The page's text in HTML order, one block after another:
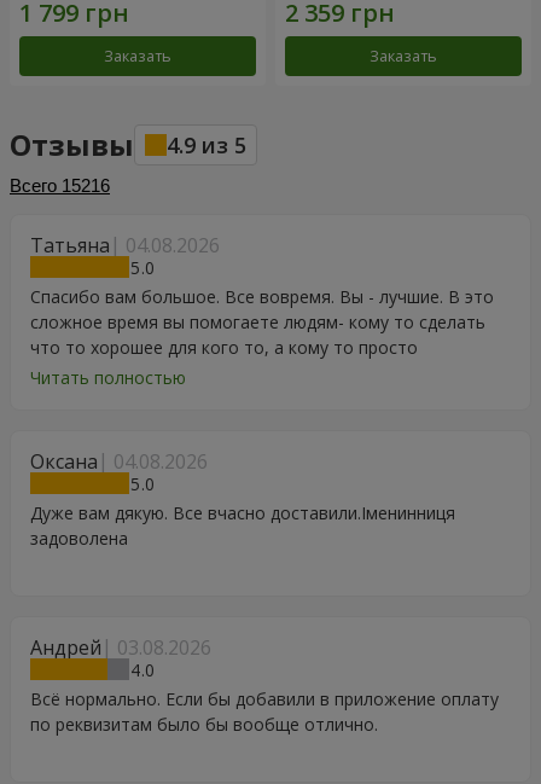
Заказать Заказать
Отзывы 4.9 из 5
Всего 15216
Татьяна 04.08.2026
5
Спасибо вам большое. Все вовремя. Вы - лучшие. В это
сложное время вы помогаете людям- кому то сделать
что то хорошее для кого то, а кому то просто
порадоваться цветам, подарку, тортику, поздравлению.
Читать полностью
Оксана 04.08.2026
5
Дуже вам дякую. Все вчасно доставили.Іменинниця
задоволена
Андрей 03.08.2026
4
Всё нормально. Если бы добавили в приложение оплату
по реквизитам было бы вообще отлично.